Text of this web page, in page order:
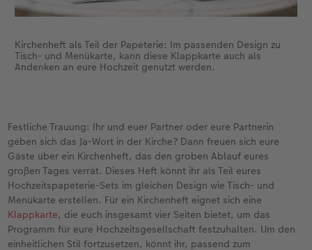
Kirchenheft als Teil der Papeterie: Im passenden Design zu
Tisch- und Menükarte, kann diese Klappkarte auch als
Andenken an eure Hochzeit genutzt werden.
Festliche Trauung: Ihr und euer Partner oder eure Partnerin
geben sich das Ja-Wort in der Kirche? Dann freuen sich eure
Gäste über ein Kirchenheft, das den groben Ablauf eures
großen Tages verrät. Dieses Heft könnt ihr als Teil eures
Hochzeitspapeterie-Sets im gleichen Design wie Tisch- und
Menükarte erstellen. Für ein Kirchenheft eignet sich eine
Klappkarte, die euch insgesamt vier Seiten bietet, um das
Programm für eure Hochzeitsgesellschaft festzuhalten. Um den
einheitlichen Stil fortzusetzen, könnt ihr, passend zum